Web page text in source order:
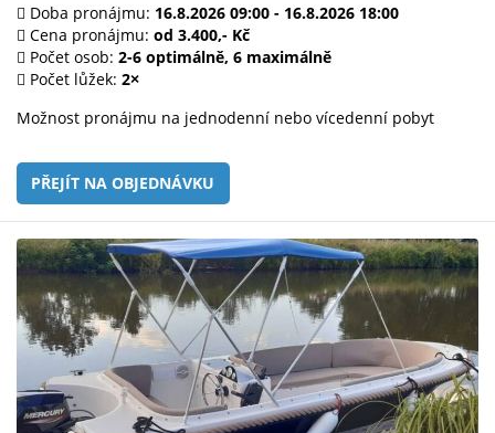
Doba pronájmu: 16.8.2026 09:00 - 16.8.2026 18:00
Cena pronájmu: od 3.400,- Kč
Počet osob: 2-6 optimálně, 6 maximálně
Počet lůžek: 2×
Možnost pronájmu na jednodenní nebo vícedenní pobyt
PŘEJÍT NA OBJEDNÁVKU